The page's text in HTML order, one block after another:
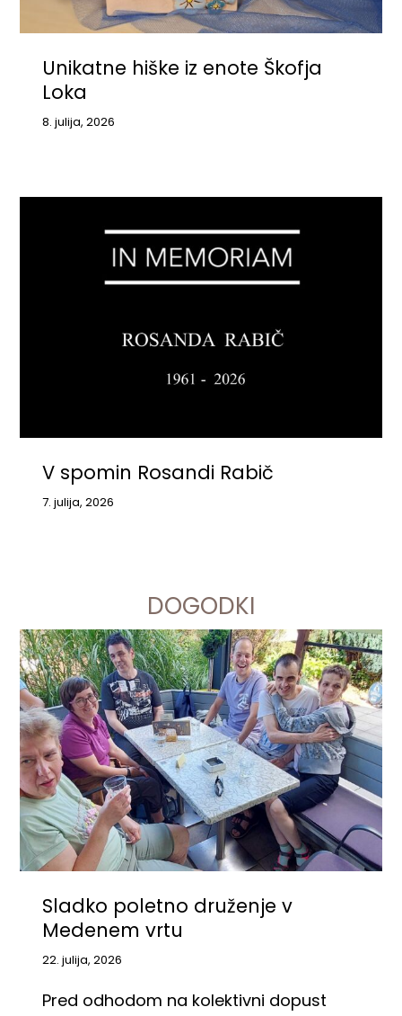
Unikatne hiške iz enote Škofja
Loka
8. julija, 2026
V spomin Rosandi Rabič
7. julija, 2026
DOGODKI
Sladko poletno druženje v
Medenem vrtu
22. julija, 2026
Pred odhodom na kolektivni dopust